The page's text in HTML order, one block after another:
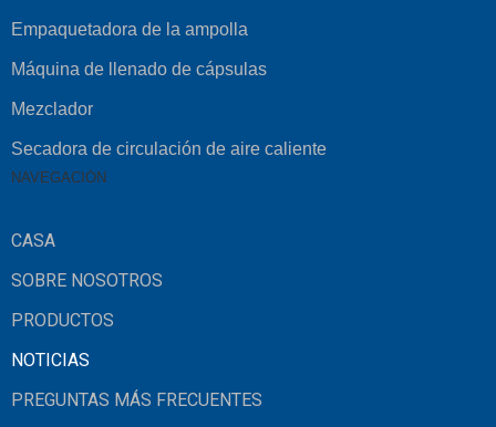
Empaquetadora de la ampolla
Máquina de llenado de cápsulas
Mezclador
Secadora de circulación de aire caliente
NAVEGACIÓN
CASA
SOBRE NOSOTROS
PRODUCTOS
NOTICIAS
PREGUNTAS MÁS FRECUENTES